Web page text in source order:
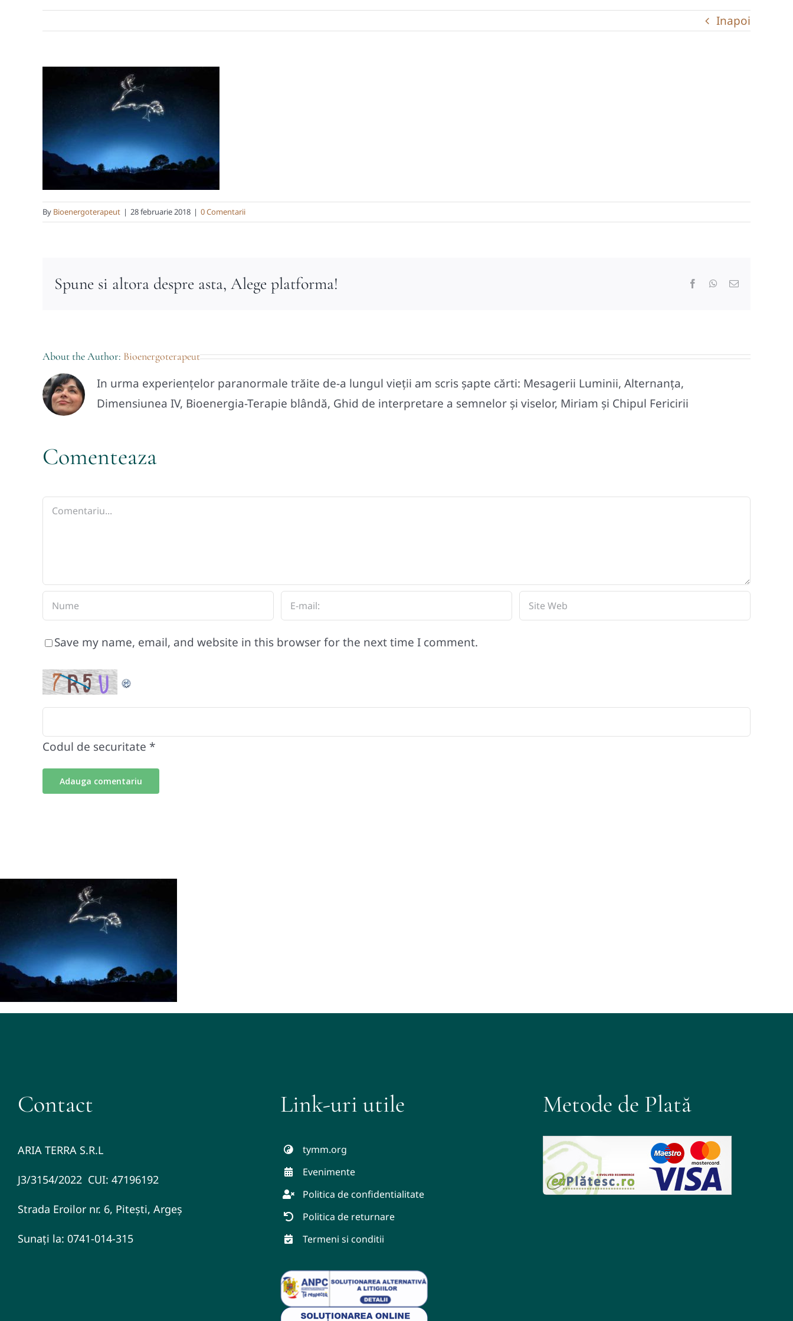
Inapoi
By Bioenergoterapeut | 28 februarie 2018 | 0 Comentarii
Spune si altora despre asta, Alege platforma! FacebookWhatsApp
E-
About the Author: Bioenergoterapeut
In urma experiențelor paranormale trăite de-a lungul vieții am scris șapte cărti: Mesagerii Luminii, Alternanța,
Dimensiunea IV, Bioenergia-Terapie blândă, Ghid de interpretare a semnelor și viselor, Miriam și Chipul Fericirii
Comenteaza
Comment
Save my name, email, and website in this browser for the next time I comment.
Codul de securitate *
Contact
ARIA TERRA S.R.L
J3/3154/2022 CUI: 47196192
Strada Eroilor nr. 6, Pitești, Argeș
Sunați la: 0741-014-315
Link-uri utile
tymm.org
Evenimente
Politica de confidentialitate
Politica de returnare
Termeni si conditii
Metode de Plată